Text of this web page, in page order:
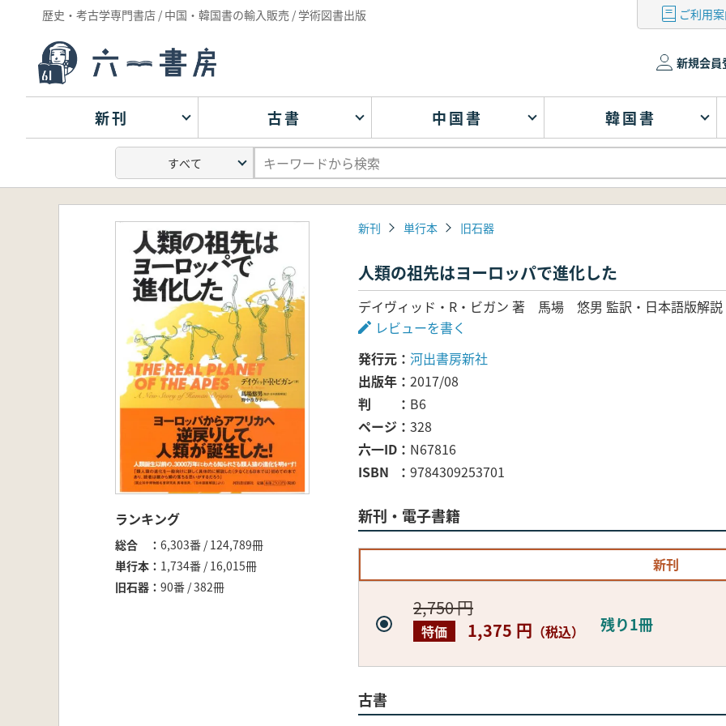
歴史・考古学専門書店 / 中国・韓国書の輸入販売 / 学術図書出版 ご利用
新規会員
新刊 古書 中国書 韓国書
ランキング
総合
6,303番 / 124,789冊
単行本
1,734番 / 16,015冊
旧石器
90番 / 382冊
新刊 単行本 旧石器
人類の祖先はヨーロッパで進化した
デイヴィッド・R・ビガン 著 馬場 悠男 監訳・日本語版解
レビューを書く
発行元
河出書房新社
出版年
2017/08
判
B6
ページ
328
六一ID
N67816
ISBN
9784309253701
新刊・電子書籍
新刊
2,750 円
特価 1,375 円 （税込） 残り1冊
古書